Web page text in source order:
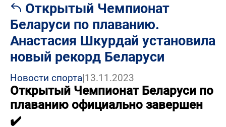
Открытый Чемпионат
Беларуси по плаванию.
Анастасия Шкурдай установила
новый рекорд Беларуси
Новости спорта|13.11.2023
Открытый Чемпионат Беларуси по
плаванию официально завершен
✔️